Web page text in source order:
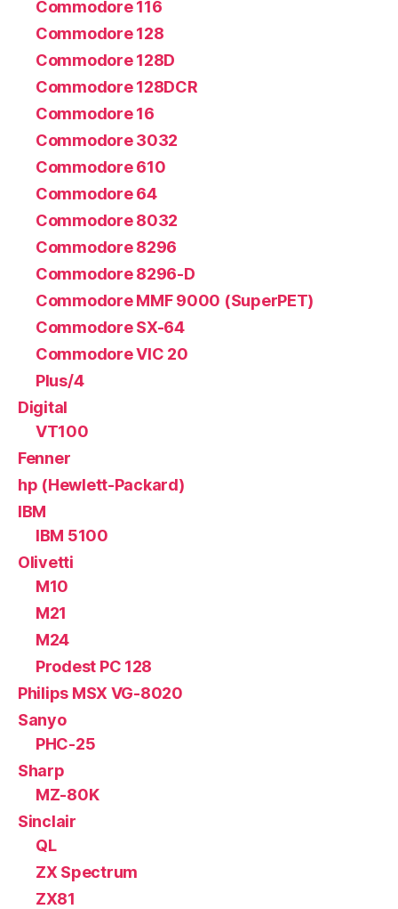
Commodore 116
Commodore 128
Commodore 128D
Commodore 128DCR
Commodore 16
Commodore 3032
Commodore 610
Commodore 64
Commodore 8032
Commodore 8296
Commodore 8296-D
Commodore MMF 9000 (SuperPET)
Commodore SX-64
Commodore VIC 20
Plus/4
Digital
VT100
Fenner
hp (Hewlett-Packard)
IBM
IBM 5100
Olivetti
M10
M21
M24
Prodest PC 128
Philips MSX VG-8020
Sanyo
PHC-25
Sharp
MZ-80K
Sinclair
QL
ZX Spectrum
ZX81